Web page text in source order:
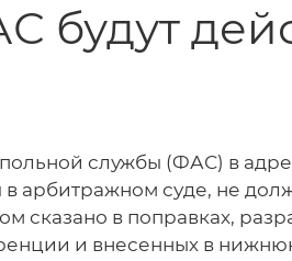
службы (ФАС) в
арбитражном суде, не
сказано в поправках,
и внесенных в